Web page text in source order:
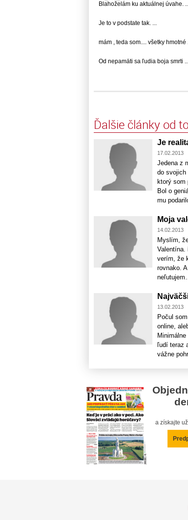
Blahoželám ku aktuálnej úvahe.
Je to v podstate tak. ...
mám , teda som.... všetky hmotné
Od nepamäti sa ľudia boja smrti
Ďalšie články od
Je
17.02.2013
Jedena z
do
ktorý som
Bol o
mu
Moja
14.02.2013
Myslím,
Valentína.
verím, že
rovnako.
13.02.2013
Počul
online,
ľudí teraz
vážne
a získajte